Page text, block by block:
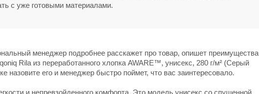
с уже готовыми материалами.
менеджер подробнее расскажет про товар, опишет преимущества
Rila из переработанного хлопка AWARE™, унисекс, 280 г/м² (Серый
назовите его и менеджер быстро поймет, что вас заинтересовало.
и непревзойденного комфорта. Это модель унисекс со спущенной